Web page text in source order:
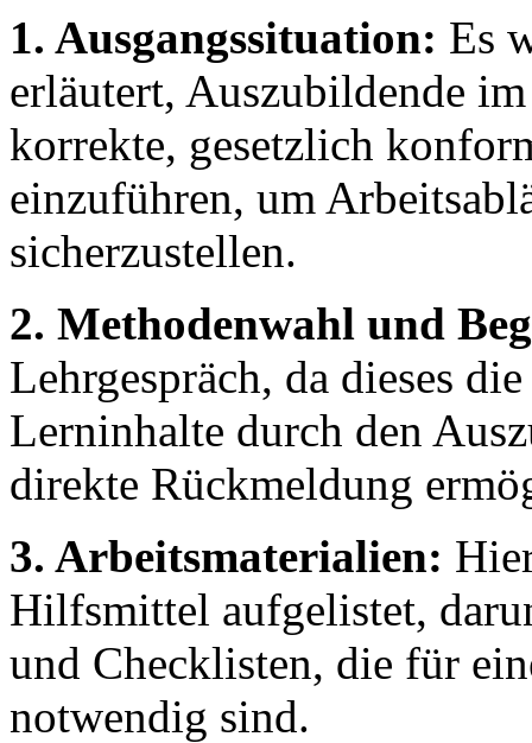
1. Ausgangssituation: Es
erläutert, Auszubildende
korrekte, gesetzlich
einzuführen, um
sicherzustellen.
2. Methodenwahl und
Lehrgespräch, da dieses
Lerninhalte durch den
direkte Rückmeldung
3. Arbeitsmaterialien:
Hilfsmittel aufgelistet,
und Checklisten, die für
notwendig sind.